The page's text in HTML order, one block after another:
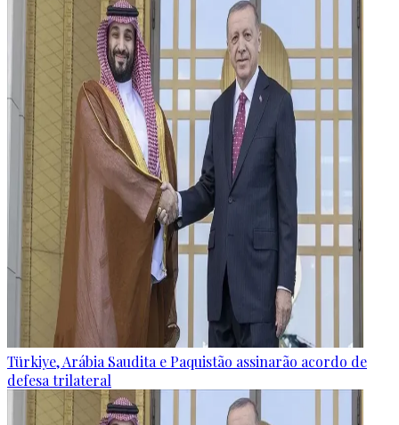
Türkiye, Arábia Saudita e Paquistão assinarão acordo de
defesa trilateral